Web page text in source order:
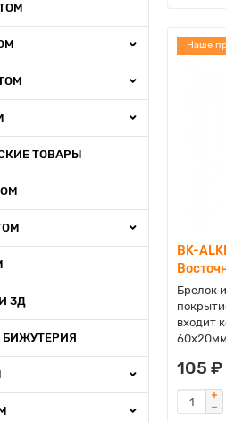
ТОВАРЫ
3Д
Наше
BK-
Брелок
входит
105 ₽